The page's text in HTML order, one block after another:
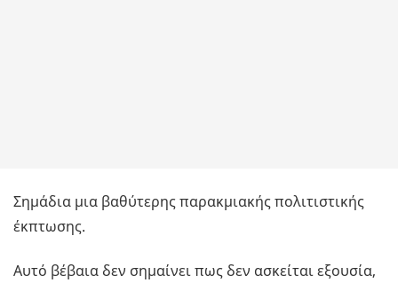
Σημάδια μια βαθύτερης παρακμιακής πολιτιστικής
έκπτωσης.
Αυτό βέβαια δεν σημαίνει πως δεν ασκείται εξουσία,